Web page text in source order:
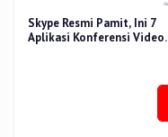
Skype Resmi Pamit, Ini 7
Aplikasi Konferensi Video